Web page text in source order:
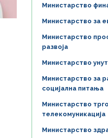
Министарство
Министарство за
Министарство
развоја
Министарство
Министарство за
социјална питања
Министарство
телекомуникација
Министарство